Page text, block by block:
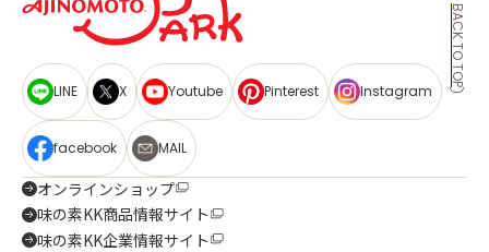
BACK TO TOP
LINE X Youtube Pinterest Instagram
facebook MAIL
オンラインショップ
味の素KK商品情報サイト
味の素KK企業情報サイト